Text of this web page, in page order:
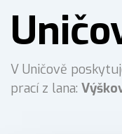
V Uničově
prací z lana: